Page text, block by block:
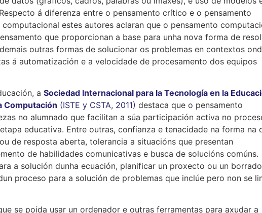
á diferenza entre o pensamento crítico e o pensamento
estes autores aclaran que o pensamento
que proporcionan a base para unha nova forma de
outras formas de solucionar os problemas en contextos
á automatización e a velocidade de procesamento dos equipos
a Sociedad Internacional para la Tecnología en la
Computación (ISTE y CSTA, 2011) destaca que o pensamento
no alumnado que facilitan a súa participación activa no
educativa. Entre outras, confianza e tenacidade na forma na
de resposta aberta, tolerancia a situacións que presentan
de habilidades comunicativas e busca de solucións comúns.
a solución dunha ecuación, planificar un proxecto ou un
proceso para a solución de problemas que inclúe pero non se
se poida usar un ordenador e outras ferramentas para axudar a